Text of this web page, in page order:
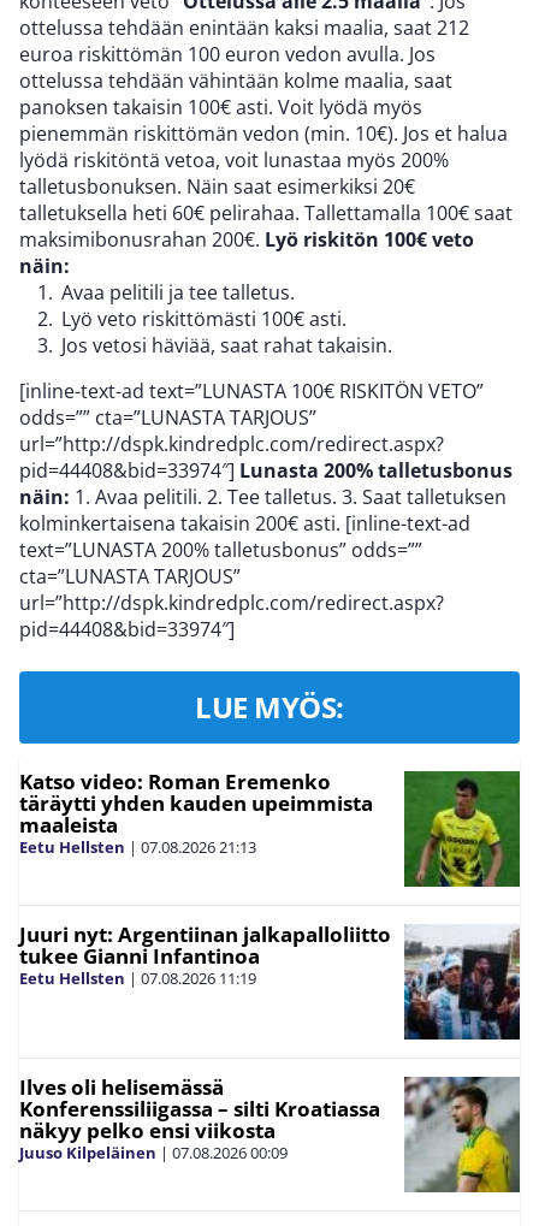
ottelussa tehdään enintään kaksi maalia, saat 212
euroa riskittömän 100 euron vedon avulla. Jos
ottelussa tehdään vähintään kolme maalia, saat
panoksen takaisin 100€ asti. Voit lyödä myös
pienemmän riskittömän vedon (min. 10€). Jos et halua
lyödä riskitöntä vetoa, voit lunastaa myös 200%
talletusbonuksen. Näin saat esimerkiksi 20€
talletuksella heti 60€ pelirahaa. Tallettamalla 100€ saat
maksimibonusrahan 200€. Lyö riskitön 100€ veto
näin:
Avaa pelitili ja tee talletus.
Lyö veto riskittömästi 100€ asti.
Jos vetosi häviää, saat rahat takaisin.
[inline-text-ad text=”LUNASTA 100€ RISKITÖN VETO”
odds=”” cta=”LUNASTA TARJOUS”
url=”http://dspk.kindredplc.com/redirect.aspx?
pid=44408&bid=33974″] Lunasta 200% talletusbonus
näin: 1. Avaa pelitili. 2. Tee talletus. 3. Saat talletuksen
kolminkertaisena takaisin 200€ asti. [inline-text-ad
text=”LUNASTA 200% talletusbonus” odds=””
cta=”LUNASTA TARJOUS”
url=”http://dspk.kindredplc.com/redirect.aspx?
pid=44408&bid=33974″]
LUE MYÖS:
Katso video: Roman Eremenko
täräytti yhden kauden upeimmista
maaleista
Eetu Hellsten | 07.08.202621:13
Juuri nyt: Argentiinan jalkapalloliitto
tukee Gianni Infantinoa
Eetu Hellsten | 07.08.2026 11:19
Ilves oli helisemässä
Konferenssiliigassa – silti Kroatiassa
näkyy pelko ensi viikosta
Juuso Kilpeläinen | 07.08.202600:09